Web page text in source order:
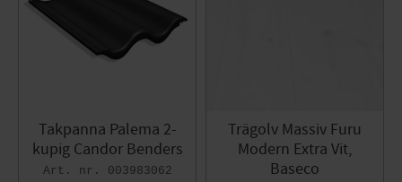
Takpanna Palema 2-
kupig Candor Benders
003983062
Trägolv Massiv Furu
Modern Extra Vit,
Baseco